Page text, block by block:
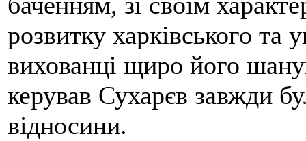
розвитку харківського та
вихованці щиро його
керував Сухарєв завжди
відносини.